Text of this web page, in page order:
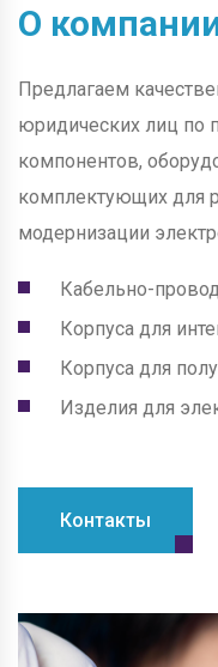
О
Предлагаем
юридических лиц по
компонентов,
комплектующих для
модернизации
Кабельно-
Корпуса для
Корпуса для
Изделия для
Контакты